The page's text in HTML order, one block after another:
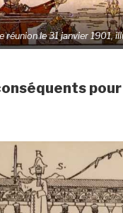
réunion le 31 janvier 1901,
pour